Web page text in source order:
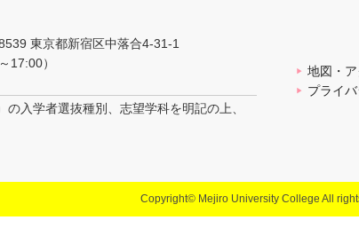
地図・
プライ
東京都新宿区中落合4-31-1
17:00）
の入学者選抜種別、志望学科を明記の上、
Copyright© Mejiro University College All